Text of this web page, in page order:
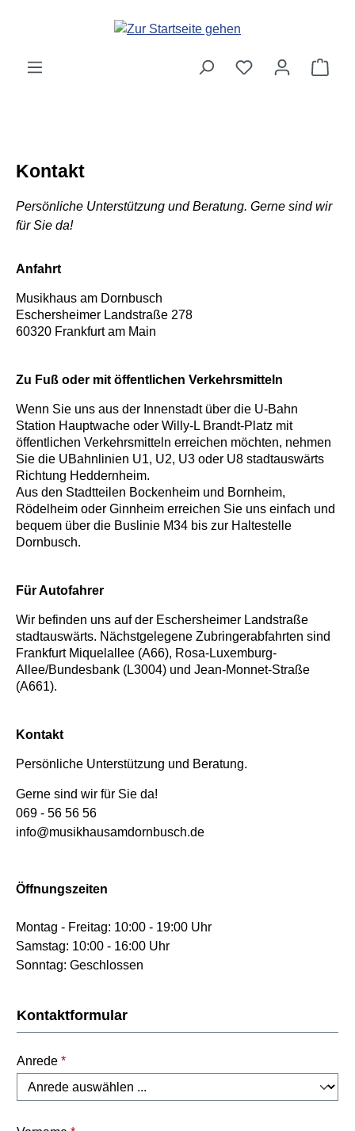
Zum Hauptinhalt springen
Kontakt
Persönliche Unterstützung und Beratung. Gerne sind wir
für Sie da!
Anfahrt
Musikhaus am Dornbusch
Eschersheimer Landstraße 278
60320 Frankfurt am Main
Zu Fuß oder mit öffentlichen Verkehrsmitteln
Wenn Sie uns aus der Innenstadt über die U-Bahn
Station Hauptwache oder Willy-L Brandt-Platz mit
öffentlichen Verkehrsmitteln erreichen möchten, nehmen
Sie die UBahnlinien U1, U2, U3 oder U8 stadtauswärts
Richtung Heddernheim.
Aus den Stadtteilen Bockenheim und Bornheim,
Rödelheim oder Ginnheim erreichen Sie uns einfach und
bequem über die Buslinie M34 bis zur Haltestelle
Dornbusch.
Für Autofahrer
Wir befinden uns auf der Eschersheimer Landstraße
stadtauswärts. Nächstgelegene Zubringerabfahrten sind
Frankfurt Miquelallee (A66), Rosa-Luxemburg-
Allee/Bundesbank (L3004) und Jean-Monnet-Straße
(A661).
Kontakt
Persönliche Unterstützung und Beratung.
Gerne sind wir für Sie da!
069 - 56 56 56
info@musikhausamdornbusch.de
Öffnungszeiten
Montag - Freitag: 10:00 - 19:00 Uhr
Samstag: 10:00 - 16:00 Uhr
Sonntag: Geschlossen
Kontaktformular
Anrede *